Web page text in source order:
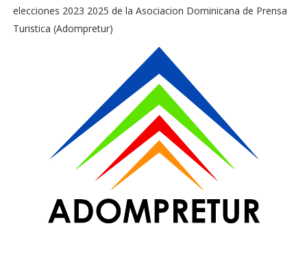
elecciones 2023 2025 de la Asociacion Dominicana de Prensa
Turistica (Adompretur)